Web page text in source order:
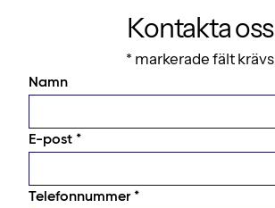
Kontakta oss
* markerade fält krävs
Namn
E-post *
Telefonnummer *